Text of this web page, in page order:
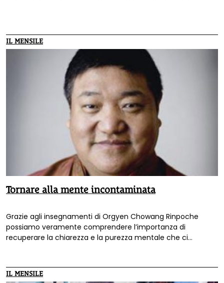
IL MENSILE
Tornare alla mente incontaminata
Grazie agli insegnamenti di Orgyen Chowang Rinpoche
possiamo veramente comprendere l’importanza di
recuperare la chiarezza e la purezza mentale che ci
IL MENSILE